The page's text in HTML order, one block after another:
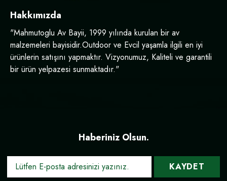
Hakkımızda
"Mahmutoglu Av Bayii, 1999 yılında kurulan bir av
malzemeleri bayisidir.Outdoor ve Evcil yaşamla ilgili en iyi
ürünlerin satışını yapmaktır. Vizyonumuz, Kaliteli ve garantili
bir ürün yelpazesi sunmaktadır."
Haberiniz Olsun.
KAYDET